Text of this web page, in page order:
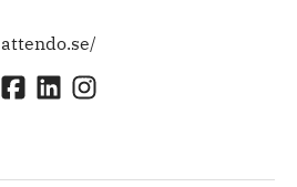
attendo.se/